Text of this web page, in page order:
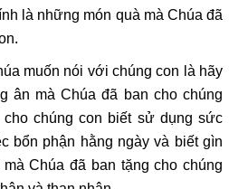
là những món quà mà Chúa đã
muốn nói với chúng con là hãy
ân mà Chúa đã ban cho chúng
chúng con biết sử dụng sức
bổn phận hằng ngày và biết gìn
Chúa đã ban tặng cho chúng